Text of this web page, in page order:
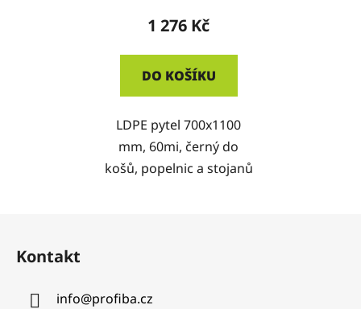
1 276 Kč
DO KOŠÍKU
LDPE pytel 700x1100
mm, 60mi, černý do
košů, popelnic a stojanů
Kontakt
info@profiba.cz